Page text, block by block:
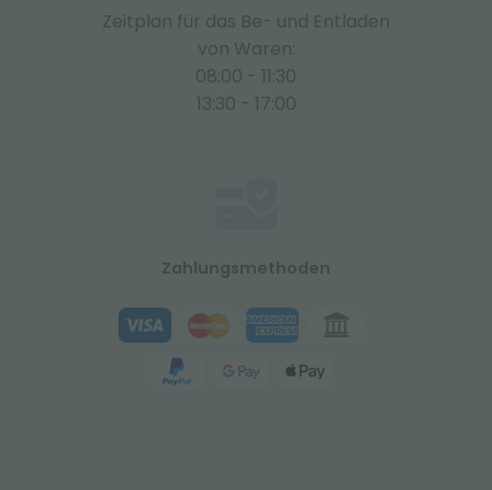
Zeitplan für das Be- und Entladen
von Waren:
08:00 - 11:30
13:30 - 17:00
Zahlungsmethoden